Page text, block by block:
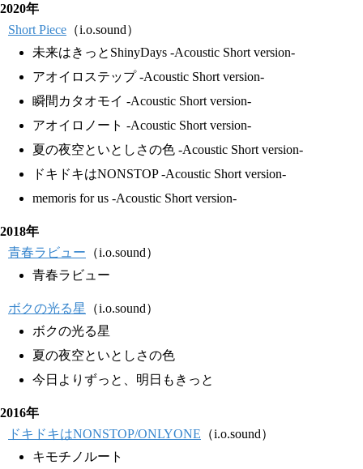
2020年
Short Piece （i.o.sound）
未来はきっとShinyDays -Acoustic Short version-
アオイロステップ -Acoustic Short version-
瞬間カタオモイ -Acoustic Short version-
アオイロノート -Acoustic Short version-
夏の夜空といとしさの色 -Acoustic Short version-
ドキドキはNONSTOP -Acoustic Short version-
memoris for us -Acoustic Short version-
2018年
青春ラビュー （i.o.sound）
青春ラビュー
ボクの光る星
（i.o.sound）
ボクの光る星
夏の夜空といとしさの色
今日よりずっと、明日もきっと
2016年
ドキドキはNONSTOP/ONLYONE （i.o.sound）
キモチノルート